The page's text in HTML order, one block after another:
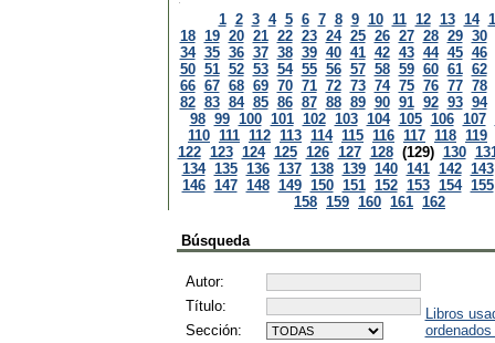
1 2 3 4 5 6 7 8 9 10 11 12 13 14
18 19 20 21 22 23 24 25 26 27 28 29 30
34 35 36 37 38 39 40 41 42 43 44 45 46
50 51 52 53 54 55 56 57 58 59 60 61 62
66 67 68 69 70 71 72 73 74 75 76 77 78
82 83 84 85 86 87 88 89 90 91 92 93 94
98 99 100 101 102 103 104 105 106 107
110 111 112 113 114 115 116 117 118 119
122 123 124 125 126 127 128 (129) 130
134 135 136 137 138 139 140 141 142 143
146 147 148 149 150 151 152 153 154 155
158 159 160 161 162
Búsqueda
Autor:
Título:
Sección:
Libros